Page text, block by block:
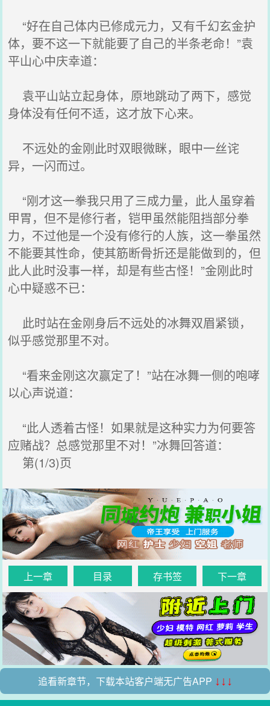
“好在自己体内已修成元力，又有千幻玄金护
体，要不这一下就能要了自己的半条老命！”袁
平山心中庆幸道：
袁平山站立起身体，原地跳动了两下，感觉
身体没有任何不适，这才放下心来。
不远处的金刚此时双眼微眯，眼中一丝诧
异，一闪而过。
“刚才这一拳我只用了三成力量，此人虽穿着
甲胃，但不是修行者，铠甲虽然能阻挡部分拳
力，不过他是一个没有修行的人族，这一拳虽然
不能要其性命，使其筋断骨折还是能做到的，但
此人此时没事一样，却是有些古怪！”金刚此时
心中疑惑不已：
此时站在金刚身后不远处的冰舞双眉紧锁，
似乎感觉那里不对。
“看来金刚这次赢定了！”站在冰舞一侧的咆哮
以心声说道：
“此人透着古怪！如果就是这种实力为何要答
应赌战？总感觉那里不对！”冰舞回答道：
第(1/3)页
上一章 目录 存书签 下一章
追看新章节，下载本站客户端无广告APP ↓↓↓